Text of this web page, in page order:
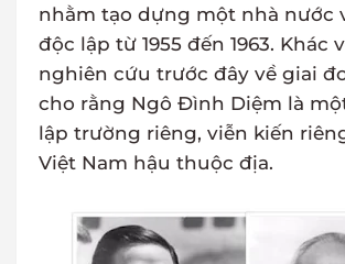
nhằm tạo dựng một nhà nước
độc lập từ 1955 đến 1963. Khác
nghiên cứu trước đây về giai
cho rằng Ngô Đình Diệm là
lập trường riêng, viễn kiến
Việt Nam hậu thuộc địa.